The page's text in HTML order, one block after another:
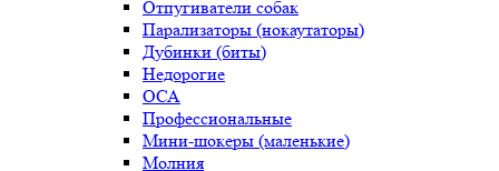
Отпугиватели собак
Парализаторы (нокаутаторы)
Дубинки (биты)
Недорогие
ОСА
Профессиональные
Мини-шокеры (маленькие)
Молния